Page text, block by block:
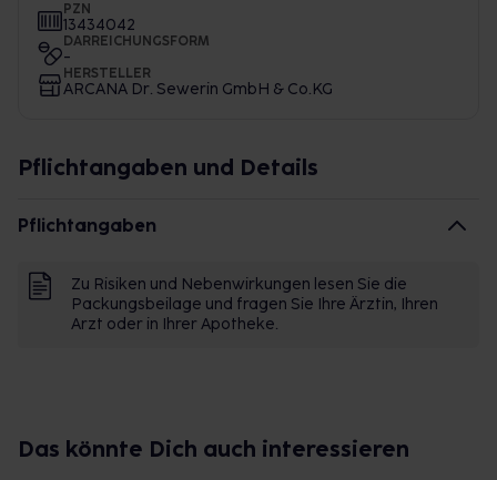
PZN
13434042
DARREICHUNGSFORM
-
HERSTELLER
ARCANA Dr. Sewerin GmbH & Co.KG
Pflichtangaben und Details
Pflichtangaben
Zu Risiken und Nebenwirkungen lesen Sie die
Packungsbeilage und fragen Sie Ihre Ärztin, Ihren
Arzt oder in Ihrer Apotheke.
Das könnte Dich auch interessieren